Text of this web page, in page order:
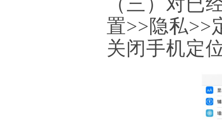
置>>隐私>>
关闭手机定